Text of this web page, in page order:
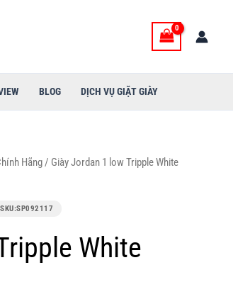
BLOG DỊCH VỤ GIẶT GIÀY
Hãng/ Giày Jordan 1 low Tripple White
SKU:SP092117
White